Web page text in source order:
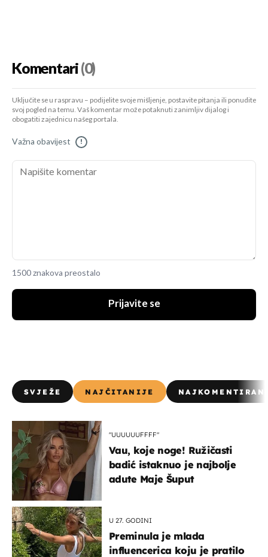
Komentari(0)
Uključite se u raspravu – podijelite svoje mišljenje, postavite pitanja ili ponudite
svoj pogled na temu. Vaš komentar može potaknuti zanimljiv dijalog i
obogatiti zajednicu našeg portala.
Važna obavijest !
1500 znakova preostalo
Prijavite se
SVJEŽE NAJČITANIJE
"UUUUUUFFFF"
Vau, koje noge! Ružičasti
badić istaknuo je najbolje
adute Maje Šuput
U 27. GODINI
Preminula je mlada
influencerica koju je pratilo